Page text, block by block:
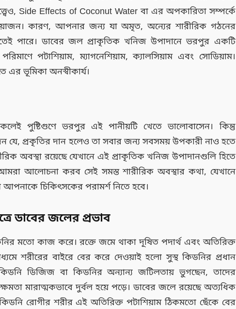
Side Effects of Coconut Water বা এর অপকারিতা সম্পর্কে
কারণ, আপনার জন্য যা অমৃত, অন্যের শারীরিক গঠনের
পারে। ডাবের জল প্রাকৃতিক খনিজ উপাদানে ভরপুর একটি
পটাশিয়াম, ম্যাগনেশিয়াম, ক্যালসিয়াম এবং সোডিয়াম।
এর ভূমিকা অনস্বীকার্য।
পুষ্টিগুণে ভরপুর এই পানীয়টি খেতে ভালোবাসেন। কিন্তু
দেন যে, প্রকৃতির দান হলেও তা সবার জন্য সবসময় উপকারী নাও হতে
অবস্থা রয়েছে যেখানে এই প্রাকৃতিক খনিজ উপাদানগুলি হিতে
আলোচনা করব সেই সমস্ত শারীরিক অবস্থার কথা, যেখানে
চিকিৎসকের পরামর্শ নিতে হবে।
ডাবের জলের প্রভাব
মতো কাজ করে। রক্তে জমে থাকা দূষিত পদার্থ এবং অতিরিক্ত
শরীরের বাইরে বের করে দেওয়াই হলো সুস্থ কিডনির প্রধান
ডিজিজ বা কিডনির অন্যান্য জটিলতায় ভুগছেন, তাদের
মারাত্মকভাবে দুর্বল হয়ে পড়ে। ডাবের জলে রয়েছে অত্যধিক
রোগীর শরীর এই অতিরিক্ত পটাশিয়াম ঠিকমতো ছেঁকে বের